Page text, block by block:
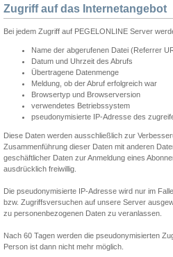
Zugriff auf das Internetangebot
Bei jedem Zugriff auf PEGELONLINE Server
Name der abgerufenen Datei (Referrer
Datum und Uhrzeit des Abrufs
Übertragene Datenmenge
Meldung, ob der Abruf erfolgreich war
Browsertyp und Browserversion
verwendetes Betriebssystem
pseudonymisierte IP-Adresse des
Diese Daten werden ausschließlich zur
Zusammenführung dieser Daten mit anderen
geschäftlicher Daten zur Anmeldung eines
ausdrücklich freiwillig.
Die pseudonymisierte IP-Adresse wird nur im
bzw. Zugriffsversuchen auf unsere Server
zu personenbezogenen Daten zu veranlassen.
Nach 60 Tagen werden die pseudonymisierten
Person ist dann nicht mehr möglich.